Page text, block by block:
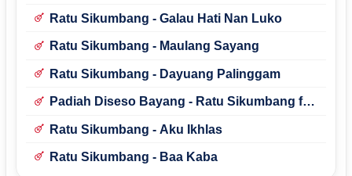
Ratu Sikumbang - Galau Hati Nan Luko
Ratu Sikumbang - Maulang Sayang
Ratu Sikumbang - Dayuang Palinggam
Padiah Diseso Bayang - Ratu Sikumbang ft.
Ratu Sikumbang - Aku Ikhlas
Ratu Sikumbang - Baa Kaba